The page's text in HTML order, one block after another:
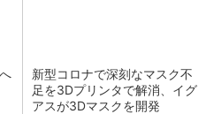
新型コロナで深刻なマスク不
足を3Dプリンタで解消、イグ
アスが3Dマスクを開発